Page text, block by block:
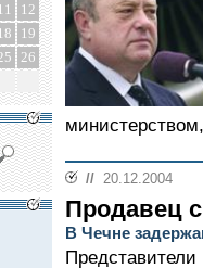
12
19
26
// 20.12.2004
Продавец
В Чечне